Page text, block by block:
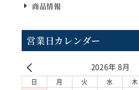
商品情報
営業日カレンダー
2026年 8月
日 月 火 水 木